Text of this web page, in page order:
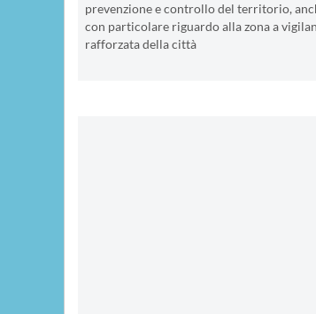
prevenzione e controllo del territorio,
con particolare riguardo alla zona a
rafforzata della città